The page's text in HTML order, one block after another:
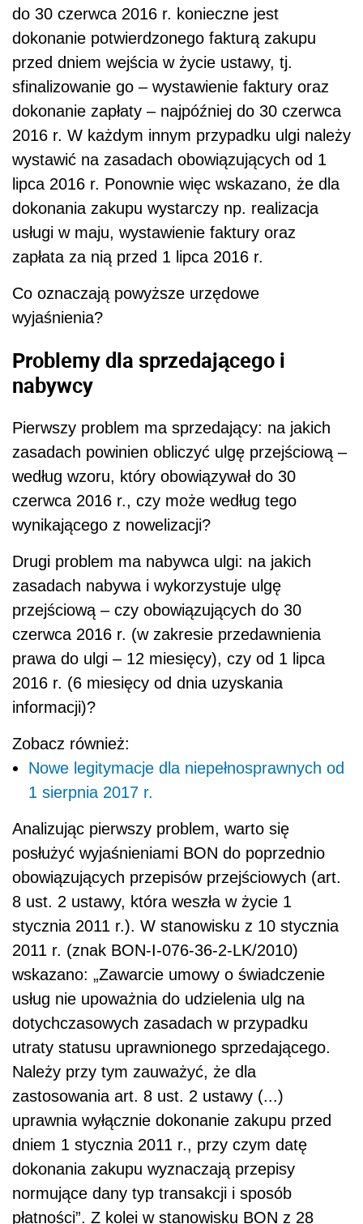
do 30 czerwca 2016 r. konieczne jest
dokonanie potwierdzonego fakturą zakupu
przed dniem wejścia w życie ustawy, tj.
sfinalizowanie go – wystawienie faktury oraz
dokonanie zapłaty – najpóźniej do 30 czerwca
2016 r. W każdym innym przypadku ulgi należy
wystawić na zasadach obowiązujących od 1
lipca 2016 r. Ponownie więc wskazano, że dla
dokonania zakupu wystarczy np. realizacja
usługi w maju, wystawienie faktury oraz
zapłata za nią przed 1 lipca 2016 r.
Co oznaczają powyższe urzędowe
wyjaśnienia?
Problemy dla sprzedającego i
nabywcy
Pierwszy problem ma sprzedający: na jakich
zasadach powinien obliczyć ulgę przejściową –
według wzoru, który obowiązywał do 30
czerwca 2016 r., czy może według tego
wynikającego z nowelizacji?
Drugi problem ma nabywca ulgi: na jakich
zasadach nabywa i wykorzystuje ulgę
przejściową – czy obowiązujących do 30
czerwca 2016 r. (w zakresie przedawnienia
prawa do ulgi – 12 miesięcy), czy od 1 lipca
2016 r. (6 miesięcy od dnia uzyskania
informacji)?
Zobacz również:
Nowe legitymacje dla niepełnosprawnych od
1 sierpnia 2017 r.
Analizując pierwszy problem, warto się
posłużyć wyjaśnieniami BON do poprzednio
obowiązujących przepisów przejściowych (art.
8 ust. 2 ustawy, która weszła w życie 1
stycznia 2011 r.). W stanowisku z 10 stycznia
2011 r. (znak BON-I-076-36-2-LK/2010)
wskazano: „Zawarcie umowy o świadczenie
usług nie upoważnia do udzielenia ulg na
dotychczasowych zasadach w przypadku
utraty statusu uprawnionego sprzedającego.
Należy przy tym zauważyć, że dla
zastosowania art. 8 ust. 2 ustawy (...)
uprawnia wyłącznie dokonanie zakupu przed
dniem 1 stycznia 2011 r., przy czym datę
dokonania zakupu wyznaczają przepisy
normujące dany typ transakcji i sposób
płatności”. Z kolei w stanowisku BON z 28